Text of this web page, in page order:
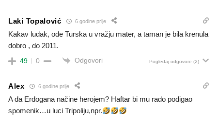
Laki Topalović 6 godine prije
Kakav ludak, ode Turska u vražju mater, a taman je bila krenula
dobro , do 2011.
49 0 Odgovori Pogledaj odgovore (2)
Alex 6 godine prije
A da Erdogana načine herojem? Haftar bi mu rado podigao
spomenik…u luci Tripoliju,npr.